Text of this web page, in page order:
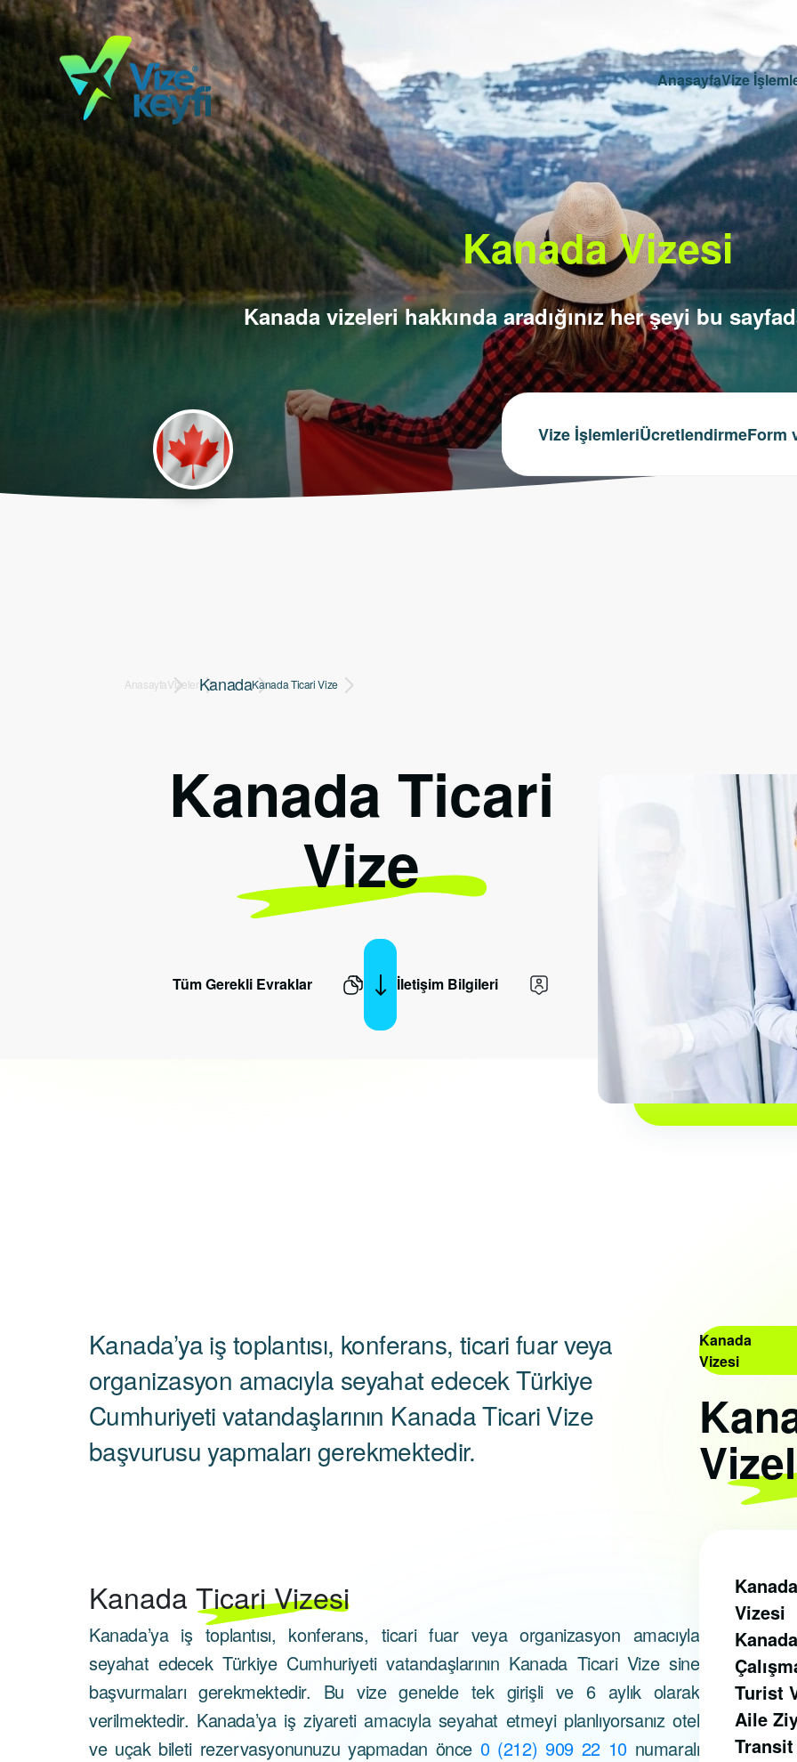
AnasayfaVize
Kanada Vizesi
Kanada vizeleri hakkında aradığınız her şeyi bu
Vize İşlemleriÜcretlendirmeForm
AnasayfaVizelerKanadaKanada Ticari Vize
Kanada Ticari
Vize
Tüm Gerekli Evraklar İletişim Bilgileri
Kanada’ya iş toplantısı, konferans, ticari fuar veya
organizasyon amacıyla seyahat edecek Türkiye
Cumhuriyeti vatandaşlarının Kanada Ticari Vize
başvurusu yapmaları gerekmektedir.
KanadaTicari Vizesi
Kanada’ya iş toplantısı, konferans, ticari fuar veya organizasyon amacıyla
seyahat edecek Türkiye Cumhuriyeti vatandaşlarının Kanada Ticari Vize sine
başvurmaları gerekmektedir. Bu vize genelde tek girişli ve 6 aylık olarak
verilmektedir. Kanada’ya iş ziyareti amacıyla seyahat etmeyi planlıyorsanız otel
ve uçak bileti rezervasyonunuzu yapmadan önce 0 (212) 909 22 10numaralı
Kanada
Vizesi
Vizesi
Turist
Aile